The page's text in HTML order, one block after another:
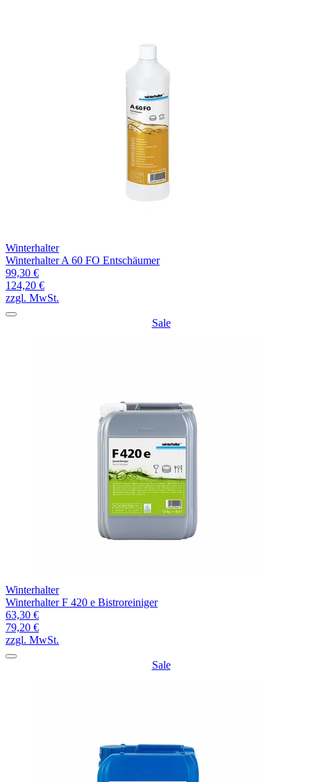
Winterhalter
Winterhalter A 60 FO Entschäumer
99,30 €
124,20 €
zzgl. MwSt.
Sale
Winterhalter
Winterhalter F 420 e Bistroreiniger
63,30 €
79,20 €
zzgl. MwSt.
Sale